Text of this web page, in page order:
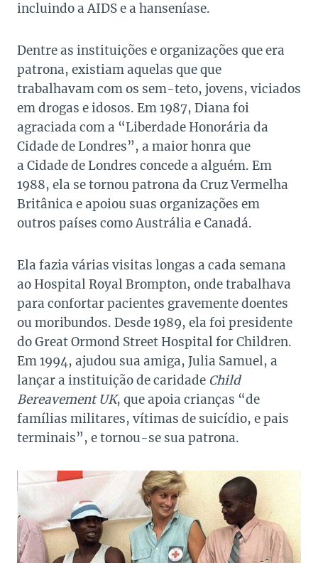
incluindo a AIDS e a hanseníase.
Dentre as instituições e organizações que era
patrona, existiam aquelas que que
trabalhavam com os sem-teto, jovens, viciados
em drogas e idosos. Em 1987, Diana foi
agraciada com a “Liberdade Honorária da
Cidade de Londres”, a maior honra que
a Cidade de Londres concede a alguém. Em
1988, ela se tornou patrona da Cruz Vermelha
Britânica e apoiou suas organizações em
outros países como Austrália e Canadá.
Ela fazia várias visitas longas a cada semana
ao Hospital Royal Brompton, onde trabalhava
para confortar pacientes gravemente doentes
ou moribundos. Desde 1989, ela foi presidente
do Great Ormond Street Hospital for Children.
Em 1994, ajudou sua amiga, Julia Samuel, a
lançar a instituição de caridade Child
Bereavement UK, que apoia crianças “de
famílias militares, vítimas de suicídio, e pais
terminais”, e tornou-se sua patrona.